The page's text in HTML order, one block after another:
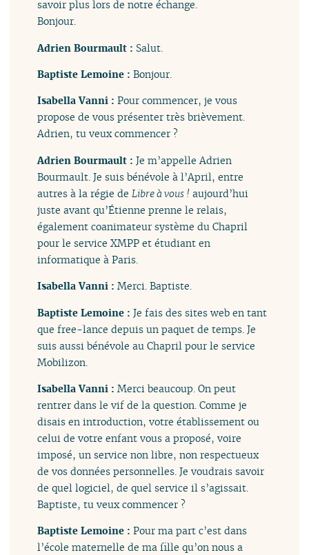
savoir plus lors de notre échange.
Bonjour.
Adrien Bourmault : Salut.
Baptiste Lemoine :Bonjour.
Isabella Vanni :Pour commencer, je vous
propose de vous présenter très brièvement.
Adrien, tu veux commencer ?
Adrien Bourmault :Je m’appelle Adrien
Bourmault. Je suis bénévole à l’April, entre
autres à la régie deLibre à vous ! aujourd’hui
juste avant qu’Étienne prenne le relais,
également coanimateur système du Chapril
pour le service XMPP et étudiant en
informatique à Paris.
Isabella Vanni :Merci. Baptiste.
Baptiste Lemoine :Je fais des sites web en tant
que free-lance depuis un paquet de temps. Je
suis aussi bénévole au Chapril pour le service
Mobilizon.
Isabella Vanni :Merci beaucoup. On peut
rentrer dans le vif de la question. Comme je
disais en introduction, votre établissement ou
celui de votre enfant vous a proposé, voire
imposé, un service non libre, non respectueux
de vos données personnelles. Je voudrais savoir
de quel logiciel, de quel service il s’agissait.
Baptiste, tu veux commencer ?
Baptiste Lemoine :Pour ma part c’est dans
l’école maternelle de ma fille qu’on nous a